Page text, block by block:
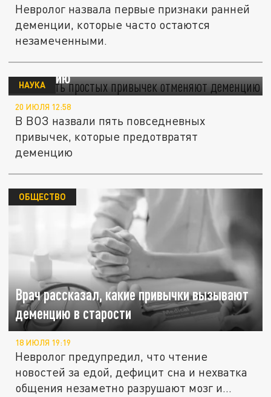
Невролог назвала первые признаки ранней
деменции, которые часто остаются
незамеченными.
ВОЗ: Пять простых привычек отменяют
деменцию
НАУКА
20 ИЮЛЯ 12:58
В ВОЗ назвали пять повседневных
привычек, которые предотвратят
деменцию
Врач рассказал, какие привычки вызывают
деменцию в старости
ОБЩЕСТВО
18 ИЮЛЯ 19:19
Невролог предупредил, что чтение
новостей за едой, дефицит сна и нехватка
общения незаметно разрушают мозг и...